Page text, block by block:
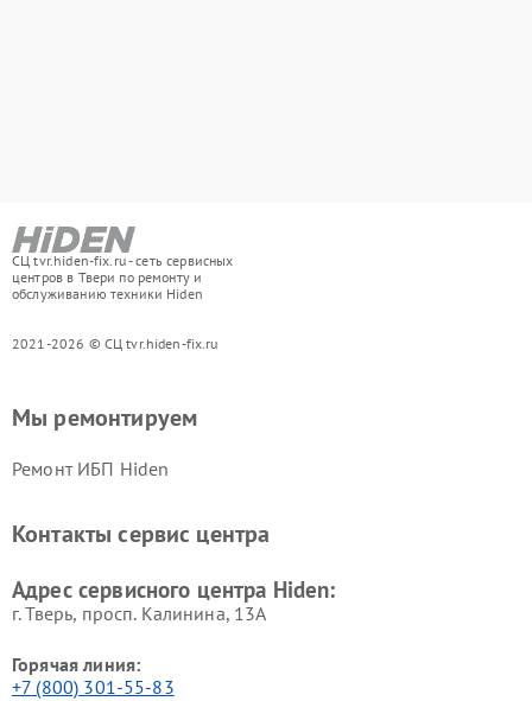
СЦ tvr.hiden-fix.ru - сеть сервисных
центров в Твери по ремонту и
обслуживанию техники Hiden
2021-2026 © СЦ tvr.hiden-fix.ru
Мы ремонтируем
Ремонт ИБП Hiden
Контакты сервис центра
Адрес сервисного центра Hiden:
г. Тверь, просп. Калинина, 13А
Горячая линия:
+7 (800) 301-55-83